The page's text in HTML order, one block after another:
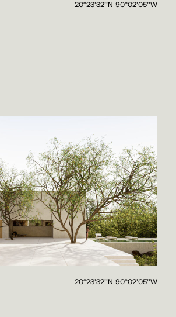
20°23'32''N 90°02'05''W
20°23'32''N 90°02'05''W